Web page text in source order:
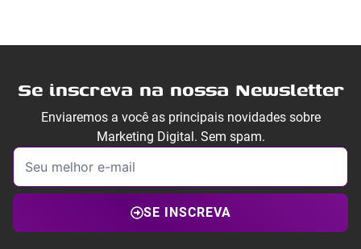
Se inscreva na nossa Newsletter
Enviaremos a você as principais novidades sobre
Marketing Digital. Sem spam.
SE INSCREVA